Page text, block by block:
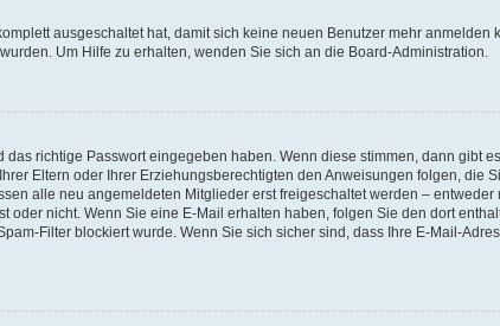
ausgeschaltet hat, damit sich keine neuen Benutzer mehr
Um Hilfe zu erhalten, wenden Sie sich an die Board-Administration.
richtige Passwort eingegeben haben. Wenn diese stimmen, dann gibt
Eltern oder Ihrer Erziehungsberechtigten den Anweisungen folgen, die
alle neu angemeldeten Mitglieder erst freigeschaltet werden –
oder nicht. Wenn Sie eine E-Mail erhalten haben, folgen Sie den dort
Filter blockiert wurde. Wenn Sie sich sicher sind, dass Ihre E-Mail-